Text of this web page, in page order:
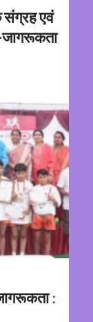
संग्रह एवं
जागरूकता
: